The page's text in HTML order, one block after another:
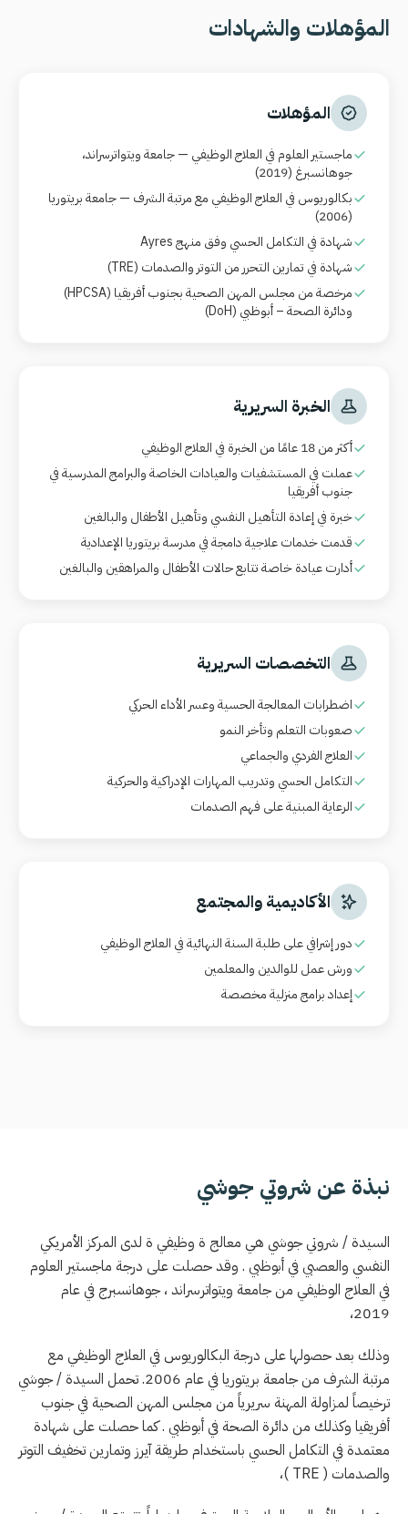
المؤهلات والشهادات
المؤهلات
ماجستير العلوم في العلاج الوظيفي — جامعة ويتواترسراند،
جوهانسبرغ (2019)
بكالوريوس في العلاج الوظيفي مع مرتبة الشرف — جامعة بريتوريا
(2006)
شهادة في التكامل الحسي وفق منهج Ayres
شهادة في تمارين التحرر من التوتر والصدمات (TRE)
مرخصة من مجلس المهن الصحية بجنوب أفريقيا (HPCSA)
ودائرة الصحة – أبوظبي (DoH)
الخبرة السريرية
أكثر من 18 عامًا من الخبرة في العلاج الوظيفي
عملت في المستشفيات والعيادات الخاصة والبرامج المدرسية في
جنوب أفريقيا
خبرة في إعادة التأهيل النفسي وتأهيل الأطفال والبالغين
قدمت خدمات علاجية دامجة في مدرسة بريتوريا الإعدادية
أدارت عيادة خاصة تتابع حالات الأطفال والمراهقين والبالغين
التخصصات السريرية
اضطرابات المعالجة الحسية وعسر الأداء الحركي
صعوبات التعلم وتأخر النمو
العلاج الفردي والجماعي
التكامل الحسي وتدريب المهارات الإدراكية والحركية
الرعاية المبنية على فهم الصدمات
الأكاديمية والمجتمع
دور إشرافي على طلبة السنة النهائية في العلاج الوظيفي
ورش عمل للوالدين والمعلمين
إعداد برامج منزلية مخصصة
نبذة عن شروتي جوشي
السيدة / شروتي جوشي هي معالج ة وظيفي ة لدى المركز الأمريكي
النفسي والعصبي في أبوظبي . وقد حصلت على درجة ماجستير العلوم
في العلاج الوظيفي من جامعة ويتواترسراند ، جوهانسبرج في عام
2019،
وذلك بعد حصولها على درجة البكالوريوس في العلاج الوظيفي مع
مرتبة الشرف من جامعة بريتوريا في عام 2006. تحمل السيدة / جوشي
ترخيصاً لمزاولة المهنة سريرياً من مجلس المهن الصحية في جنوب
أفريقيا وكذلك من دائرة الصحة في أبوظبي . كما حصلت على شهادة
معتمدة في التكامل الحسي باستخدام طريقة آيرز وتمارين تخفيف التوتر
والصدمات ( TRE )،